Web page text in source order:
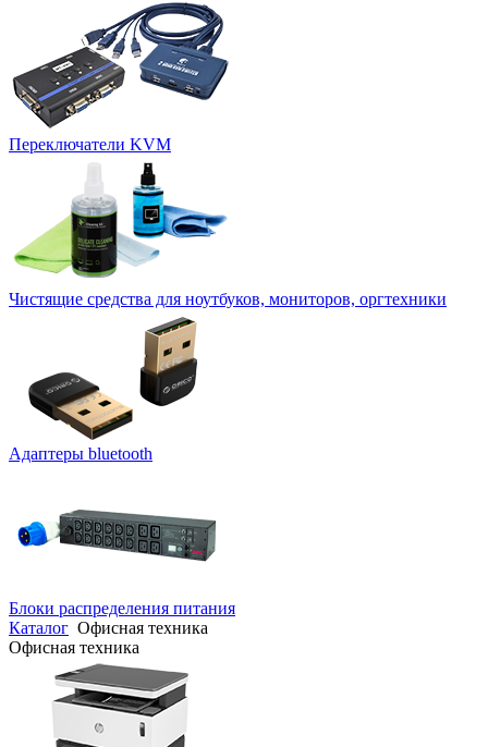
Переключатели KVM
Чистящие средства для ноутбуков, мониторов, оргтехники
Адаптеры bluetooth
Блоки распределения питания
Каталог Офисная техника
Офисная техника